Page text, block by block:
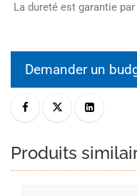
La dureté est garantie
Demander un
Produits